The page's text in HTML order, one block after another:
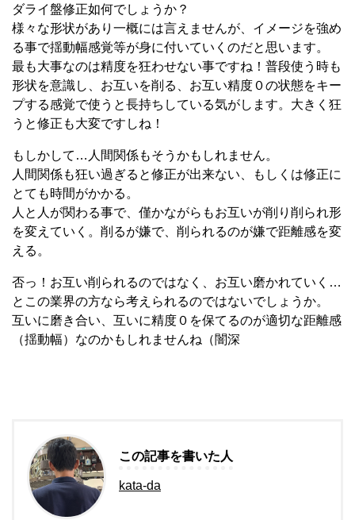
ダライ盤修正如何でしょうか？
様々な形状があり一概には言えませんが、イメージを強め
る事で揺動幅感覚等が身に付いていくのだと思います。
最も大事なのは精度を狂わせない事ですね！普段使う時も
形状を意識し、お互いを削る、お互い精度０の状態をキー
プする感覚で使うと長持ちしている気がします。大きく狂
うと修正も大変ですしね！
もしかして…人間関係もそうかもしれません。
人間関係も狂い過ぎると修正が出来ない、もしくは修正に
とても時間がかかる。
人と人が関わる事で、僅かながらもお互いが削り削られ形
を変えていく。削るが嫌で、削られるのが嫌で距離感を変
える。
否っ！お互い削られるのではなく、お互い磨かれていく…
とこの業界の方なら考えられるのではないでしょうか。
互いに磨き合い、互いに精度０を保てるのが適切な距離感
（揺動幅）なのかもしれませんね（闇深
この記事を書いた人
kata-da